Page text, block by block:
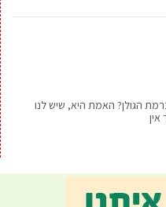
הגולן? האמת היא, שיש לנו